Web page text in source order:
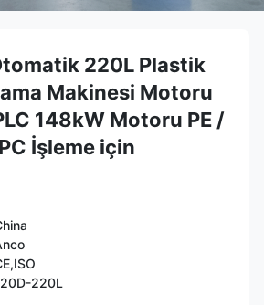
220L Plastik
Makinesi Motoru
148kW Motoru PE /
İşleme için
220L